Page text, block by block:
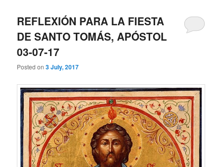
REFLEXIÓN PARA LA FIESTA
DE SANTO TOMÁS, APÓSTOL
03-07-17
Posted on3 July, 2017